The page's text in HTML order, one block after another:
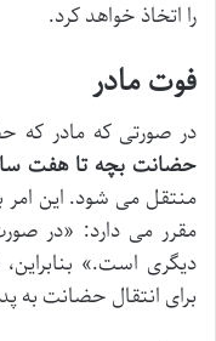
را اتخاذ خواهد کرد.
فوت مادر
در صورتی که مادر که
حضانت بچه تا هفت
مقرر می دارد: «در
دیگری است.»
برای انتقال حضانت به